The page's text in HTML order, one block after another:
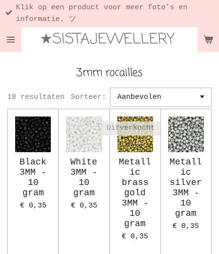
Ga
direct
de
★SISTAJEWELLERY
Klik op een product voor meer foto’s en
informatie. ツ
3mm rocailles
18 resultaten Sorteer:
Black
3MM -
10
gram
€ 0,35
White
3MM -
10
gram
€ 0,35
Uitverkocht
Metall
ic
brass
gold
3MM -
10
gram
€ 0,35
Metall
ic
silver
3MM -
10
gram
€ 0,35